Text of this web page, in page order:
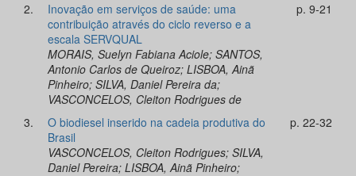
2.
Inovação em serviços de saúde: uma
contribuição através do ciclo reverso e a
escala SERVQUAL
MORAIS, Suelyn Fabiana Aciole; SANTOS,
Antonio Carlos de Queiroz; LISBOA, Ainã
Pinheiro; SILVA, Daniel Pereira da;
VASCONCELOS, Cleiton Rodrigues de
p. 9-21
3.
O biodiesel inserido na cadeia produtiva do
Brasil
VASCONCELOS, Cleiton Rodrigues; SILVA,
Daniel Pereira; LISBOA, Ainã Pinheiro;
p. 22-32